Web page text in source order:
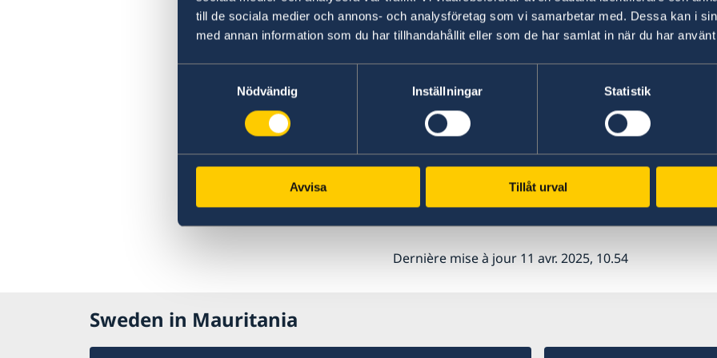
till de sociala medier och annons- och analysföretag som vi samarbetar med. Dessa kan i
med annan information som du har tillhandahållit eller som de har samlat in när du har
Nödvändig
Inställningar Statistik
Avvisa Tillåt urval
Vous pouvez également nous joindre par
15h, du lundi au jeudi.
Si vous avez été invité à contacter
passeport, vous pouvez prendre un rendez-
Lire plus sur les nouvelles régulations
passeports – Agence suédoise des migrations (
Dernière mise à jour 11 avr. 2025, 10.54
Sweden in Mauritania